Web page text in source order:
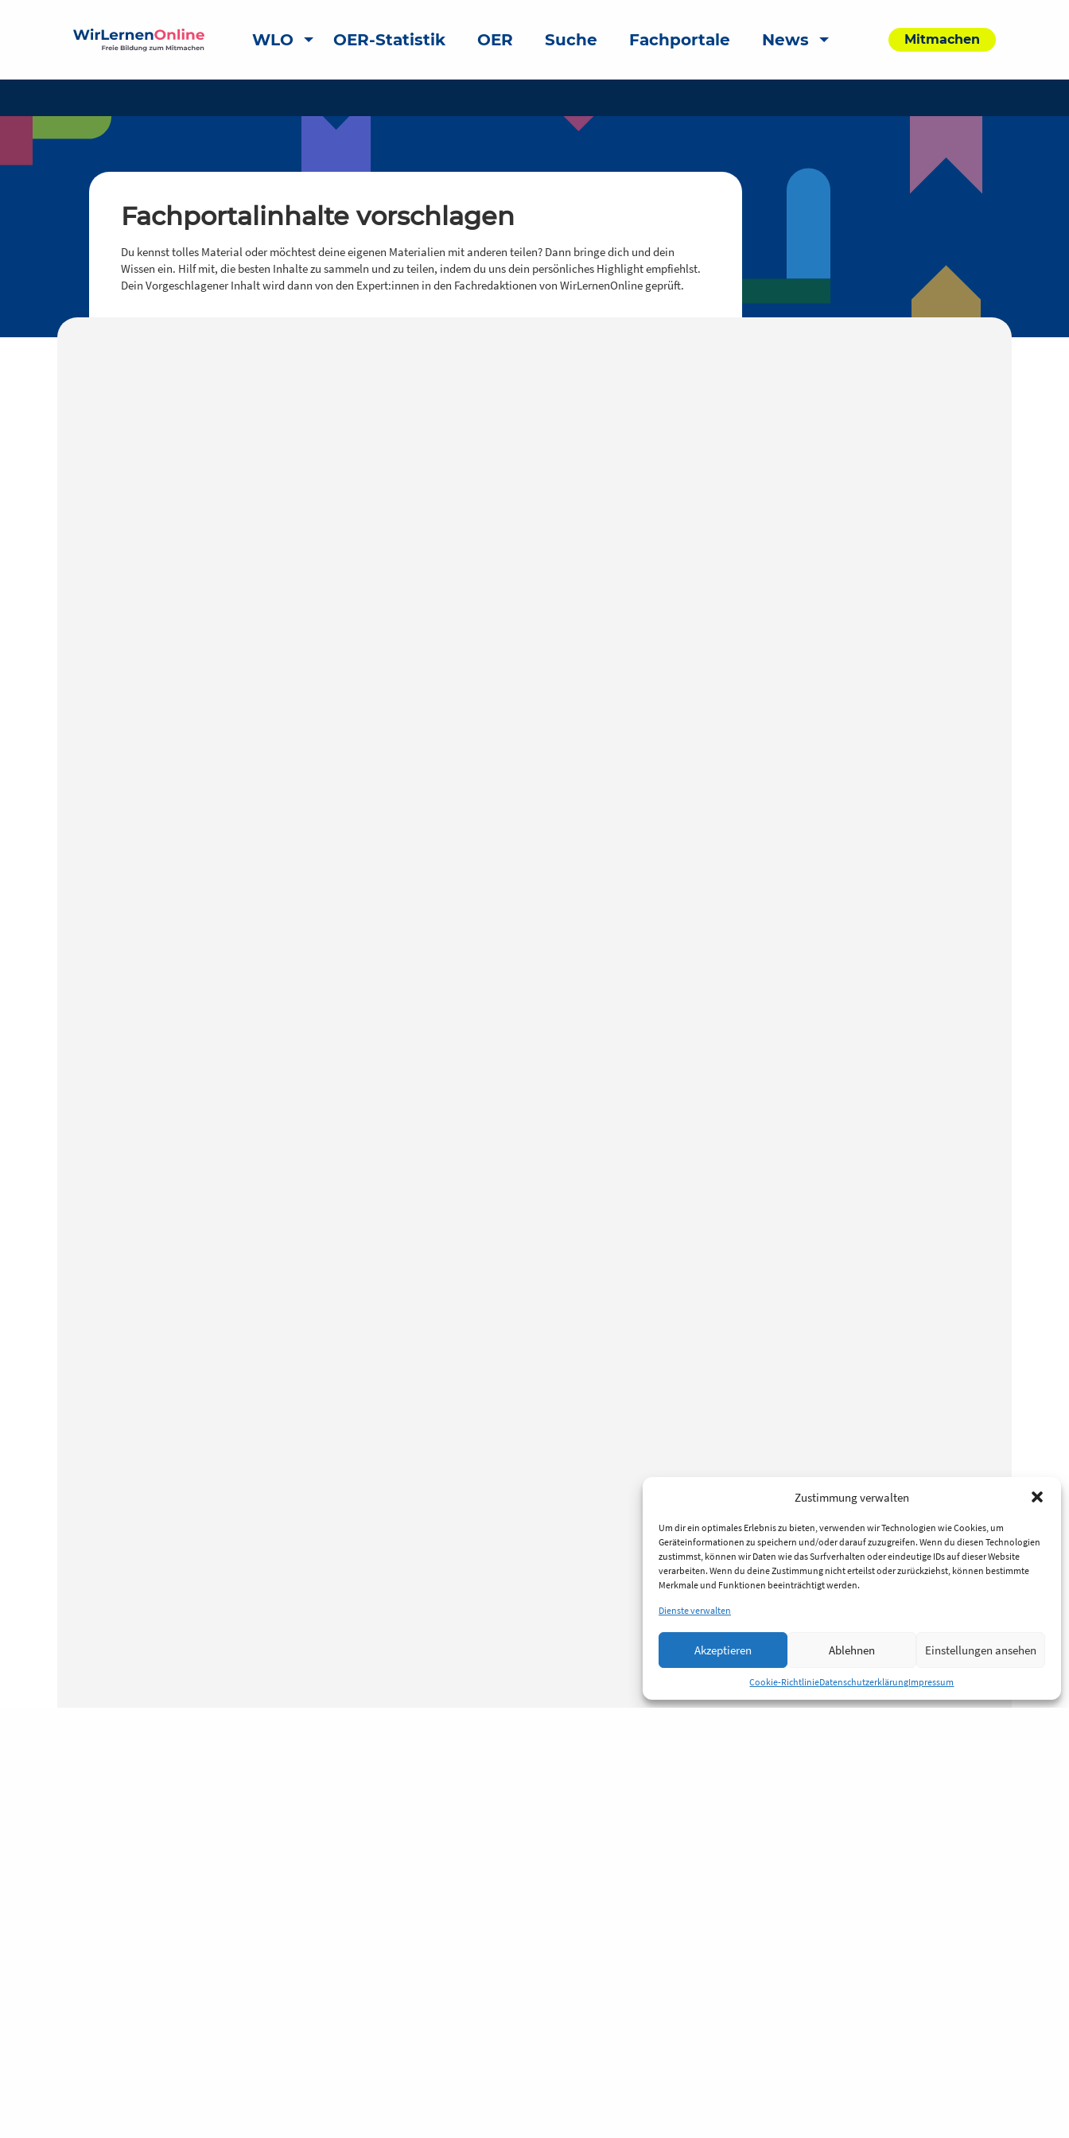
Zustimmung verwalten
Um dir ein optimales Erlebnis zu bieten, verwenden wir Technologien wie Cookies, um
Geräteinformationen zu speichern und/oder darauf zuzugreifen. Wenn du diesen Technologien
zustimmst, können wir Daten wie das Surfverhalten oder eindeutige IDs auf dieser Website
verarbeiten. Wenn du deine Zustimmung nicht erteilst oder zurückziehst, können bestimmte
Merkmale und Funktionen beeinträchtigt werden.
Dienste verwalten
Akzeptieren Ablehnen Einstellungen ansehen
Cookie-RichtlinieDatenschutzerklärungImpressum
WLO OER-Statistik OER Suche Fachportale News Mitmachen
Fachportalinhalte vorschlagen
Du kennst tolles Material oder möchtest deine eigenen Materialien mit anderen teilen? Dann bringe dich und dein
Wissen ein. Hilf mit, die besten Inhalte zu sammeln und zu teilen, indem du uns dein persönliches Highlight empfiehlst.
Dein Vorgeschlagener Inhalt wird dann von den Expert:innen in den Fachredaktionen von WirLernenOnline geprüft.